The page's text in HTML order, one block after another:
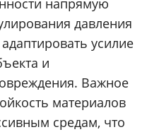
напрямую
давления
усилие
и
Важное
материалов
средам, что